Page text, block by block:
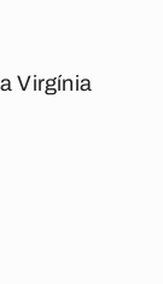
Virgínia